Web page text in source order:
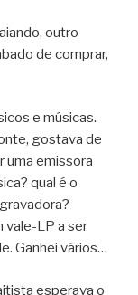
outro
de comprar,
e músicas.
gostava de
uma emissora
qual é o
vale-LP a ser
Ganhei vários…
esperava o